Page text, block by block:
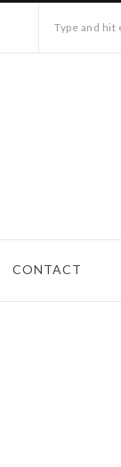
Type and hit
CONTACT